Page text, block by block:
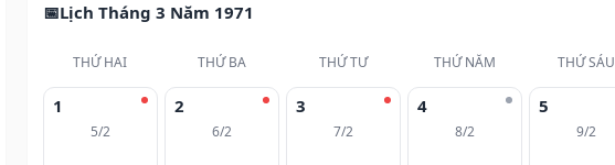
Lịch Tháng 3 Năm 1971
THỨ HAI THỨ BA THỨ TƯ THỨ NĂM THỨ SÁU
1
5/2
2
6/2
3
7/2
4
8/2
5
9/2